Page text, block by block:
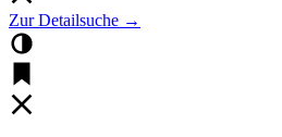
Zur Detailsuche →